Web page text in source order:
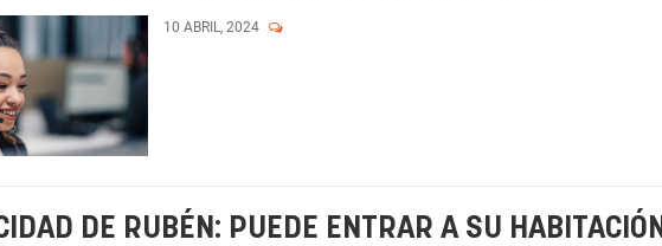
10 ABRIL, 2024
DE RUBÉN: PUEDE ENTRAR A SU HABITACIÓN